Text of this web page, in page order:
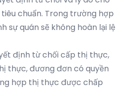
chuẩn. Trong trường hợp
sự quán sẽ không hoàn lại lệ
định từ chối cấp thị thực,
thực, đương đơn có quyền
hợp thị thực được chấp